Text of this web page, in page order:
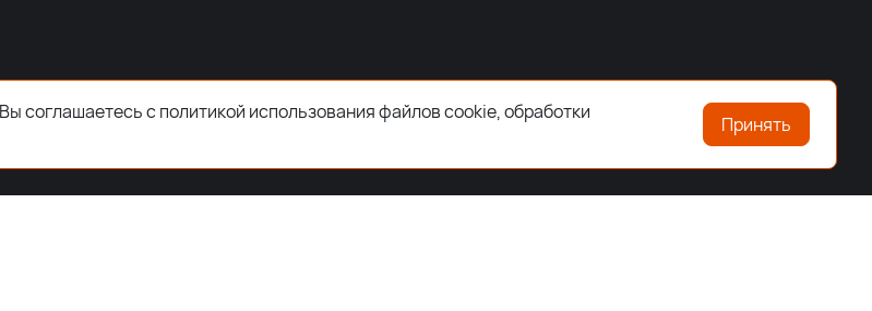
с политикой использования файлов cookie, обработки
Принять